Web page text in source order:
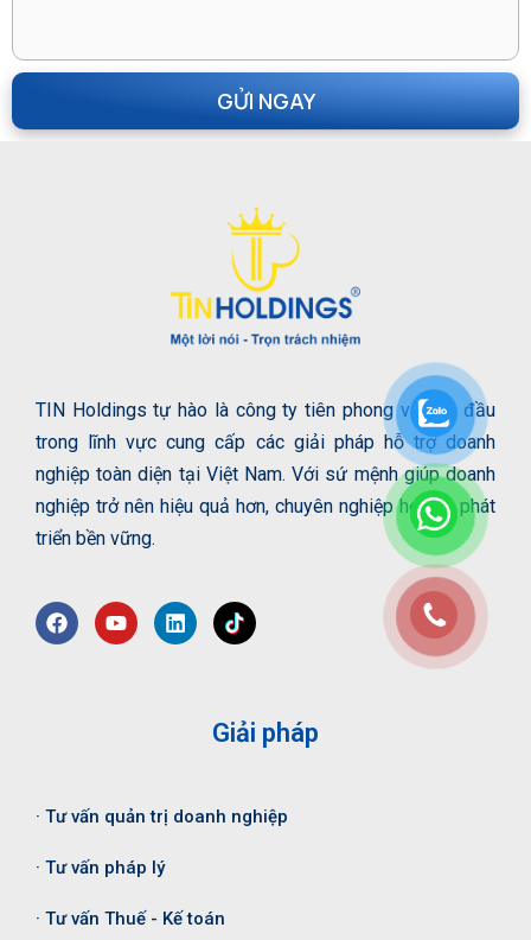
TIN Holdings tự hào là công ty tiên phong và dẫn đầu
trong lĩnh vực cung cấp các giải pháp hỗ trợ doanh
nghiệp toàn diện tại Việt Nam. Với sứ mệnh giúp doanh
nghiệp trở nên hiệu quả hơn, chuyên nghiệp hơn và phát
triển bền vững.
Giải pháp
· Tư vấn quản trị doanh nghiệp
· Tư vấn pháp lý
· Tư vấn Thuế - Kế toán